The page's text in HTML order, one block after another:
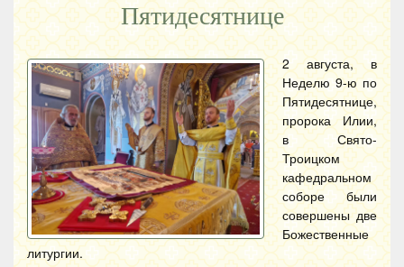
Пятидесятнице
2 августа, в
Неделю 9-ю по
Пятидесятнице,
пророка Илии,
в Свято-
Троицком
кафедральном
соборе были
совершены две
Божественные
литургии.